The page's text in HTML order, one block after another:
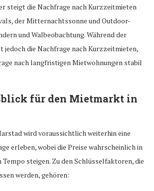
steigt die Nachfrage nach Kurzzeitmieten
der Mitternachtssonne und Outdoor-
und Walbeobachtung. Während der
jedoch die Nachfrage nach Kurzzeitmieten,
nach langfristigen Mietwohnungen stabil
für den Mietmarkt in
wird voraussichtlich weiterhin eine
erleben, wobei die Preise wahrscheinlich in
steigen. Zu den Schlüsselfaktoren, die
werden, gehören: